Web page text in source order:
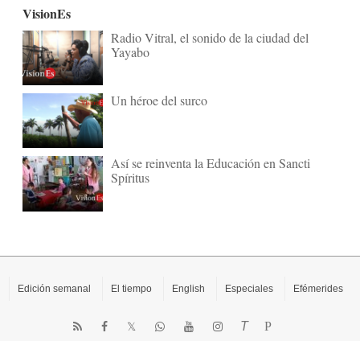
VisionEs
Radio Vitral, el sonido de la ciudad del
Yayabo
Un héroe del surco
Así se reinventa la Educación en Sancti
Spíritus
Edición semanal El tiempo English Especiales Efémerides
T P